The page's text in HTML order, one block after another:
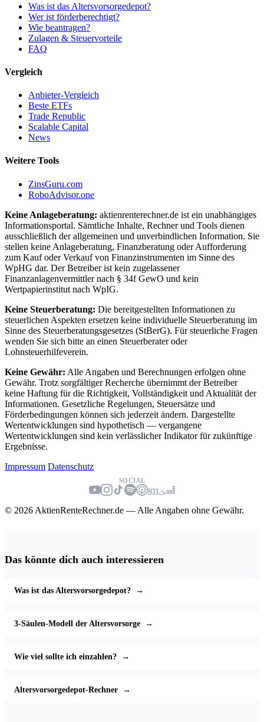
Was ist das Altersvorsorgedepot?
Wer ist förderberechtigt?
Wie beantragen?
Zulagen & Steuervorteile
FAQ
Vergleich
Anbieter-Vergleich
Beste ETFs
Trade Republic
Scalable Capital
News
Weitere Tools
ZinsGuru.com
RoboAdvisor.one
Keine Anlageberatung: aktienrenterechner.de ist ein unabhängiges
Informationsportal. Sämtliche Inhalte, Rechner und Tools dienen
ausschließlich der allgemeinen und unverbindlichen Information. Sie
stellen keine Anlageberatung, Finanzberatung oder Aufforderung
zum Kauf oder Verkauf von Finanzinstrumenten im Sinne des
WpHG dar. Der Betreiber ist kein zugelassener
Finanzanlagenvermittler nach § 34f GewO und kein
Wertpapierinstitut nach WpIG.
Keine Steuerberatung: Die bereitgestellten Informationen zu
steuerlichen Aspekten ersetzen keine individuelle Steuerberatung im
Sinne des Steuerberatungsgesetzes (StBerG). Für steuerliche Fragen
wenden Sie sich bitte an einen Steuerberater oder
Lohnsteuerhilfeverein.
Keine Gewähr: Alle Angaben und Berechnungen erfolgen ohne
Gewähr. Trotz sorgfältiger Recherche übernimmt der Betreiber
keine Haftung für die Richtigkeit, Vollständigkeit und Aktualität der
Informationen. Gesetzliche Regelungen, Steuersätze und
Förderbedingungen können sich jederzeit ändern. Dargestellte
Wertentwicklungen sind hypothetisch — vergangene
Wertentwicklungen sind kein verlässlicher Indikator für zukünftige
Ergebnisse.
Impressum Datenschutz
SOCIAL
RTL+
© 2026 AktienRenteRechner.de — Alle Angaben ohne Gewähr.
Das könnte dich auch interessieren
Was ist das Altersvorsorgedepot? →
3-Säulen-Modell der Altersvorsorge →
Wie viel sollte ich einzahlen? →
Altersvorsorgedepot-Rechner →